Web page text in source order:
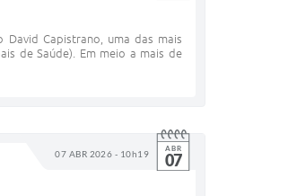
Capistrano, uma das mais
de Saúde). Em meio a mais de
07 ABR 2026 - 10h19 ABR
07